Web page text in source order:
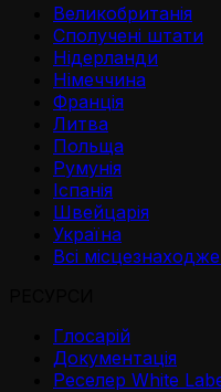
Великобританія
Сполучені штати
Нідерланди
Німеччина
Франція
Литва
Польща
Румунія
Іспанія
Швейцарія
Україна
Всі
Глосарій
Документація
Реселер White